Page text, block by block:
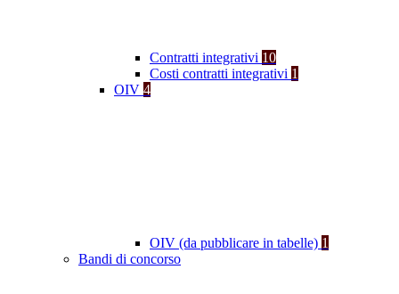
Contratti integrativi 10
Costi contratti integrativi 1
OIV 4
OIV (da pubblicare in tabelle) 1
Bandi di concorso